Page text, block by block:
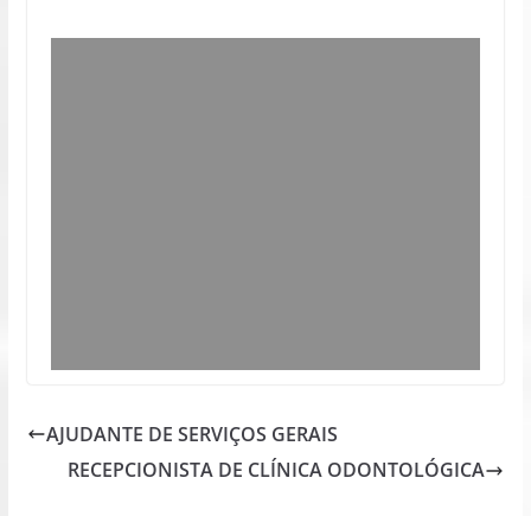
AJUDANTE DE SERVIÇOS GERAIS
RECEPCIONISTA DE CLÍNICA ODONTOLÓGICA